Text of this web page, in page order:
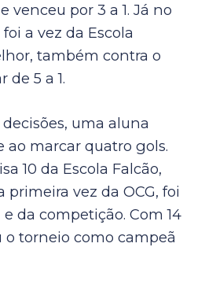
venceu por 3 a 1. Já no
a vez da Escola
também contra o
de 5 a 1.
uma aluna
marcar quatro gols.
10 da Escola Falcão,
vez da OCG, foi
da competição. Com 14
torneio como campeã